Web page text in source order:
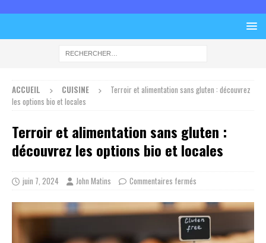
ACCUEIL CUISINE
Terroir et alimentation sans gluten : découvrez
les options bio et locales
Terroir et alimentation sans gluten :
découvrez les options bio et locales
juin 7, 2024 John Matins Commentaires fermés